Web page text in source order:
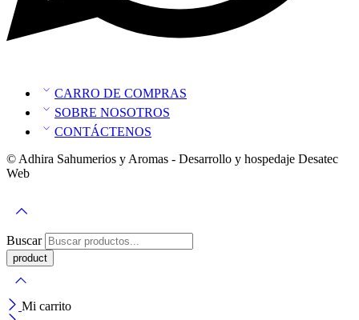
CARRO DE COMPRAS
SOBRE NOSOTROS
CONTÁCTENOS
© Adhira Sahumerios y Aromas - Desarrollo y hospedaje Desatec
Web
Buscar
Mi carrito